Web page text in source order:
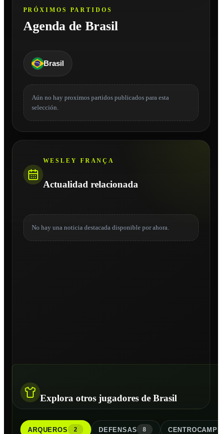
PRÓXIMOS PARTIDOS
Agenda de Brasil
Brasil
Aún no hay proximos partidos publicados para esta
selección.
WESLEY FRANÇA
Actualidad relacionada
No hay una noticia destacada disponible por ahora.
Explora otros jugadores de Brasil
ARQUEROS 2 DEFENSAS 8